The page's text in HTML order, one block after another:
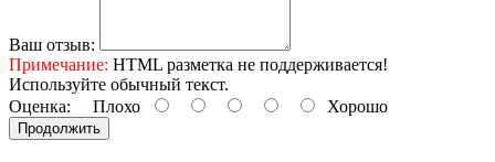
Ваш отзыв:
Примечание: HTML разметка не поддерживается!
Используйте обычный текст.
Оценка: Плохо Хорошо
Продолжить